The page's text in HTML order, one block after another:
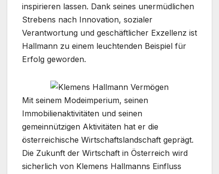
inspirieren lassen. Dank seines unermüdlichen
Strebens nach Innovation, sozialer
Verantwortung und geschäftlicher Exzellenz ist
Hallmann zu einem leuchtenden Beispiel für
Erfolg geworden.
Mit seinem Modeimperium, seinen
Immobilienaktivitäten und seinen
gemeinnützigen Aktivitäten hat er die
österreichische Wirtschaftslandschaft geprägt.
Die Zukunft der Wirtschaft in Österreich wird
sicherlich von Klemens Hallmanns Einfluss